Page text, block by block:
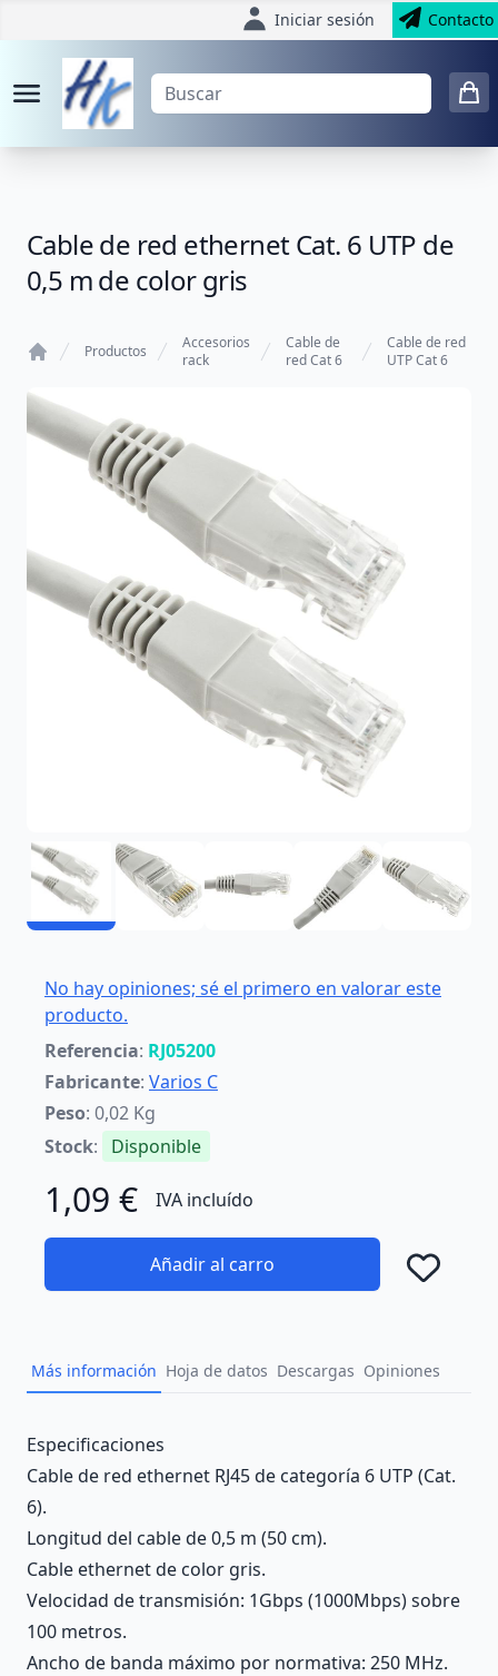
Iniciar sesión Contacto
Cable de red ethernet Cat. 6 UTP de
0,5 m de color gris
Productos
Accesorios
rack
Cable de
red Cat 6
Cable de red
UTP Cat 6
No hay opiniones; sé el primero en valorar este
producto.
Referencia: RJ05200
Fabricante: Varios C
Peso: 0,02 Kg
Stock: Disponible
1,09 € IVA incluído
Añadir al carro
Más información Hoja de datos Descargas Opiniones
Description
Especificaciones
Cable de red ethernet RJ45 de categoría 6 UTP (Cat.
6).
Longitud del cable de 0,5 m (50 cm).
Cable ethernet de color gris.
Velocidad de transmisión: 1Gbps (1000Mbps) sobre
100 metros.
Ancho de banda máximo por normativa: 250 MHz.